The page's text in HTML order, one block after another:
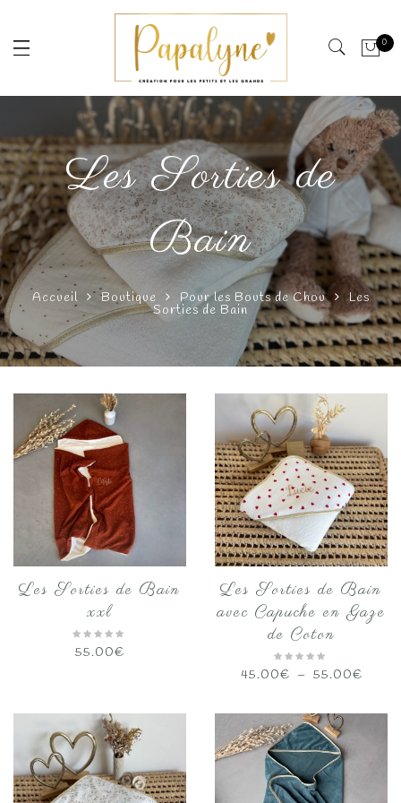
0
Les Sorties de
Bain
Accueil Boutique Pour les Bouts de Chou Les
Sorties de Bain
Les Sorties de Bain
xxl
55.00€
Les Sorties de Bain
avec Capuche en Gaze
de Coton
45.00€ – 55.00€Plage
prix :